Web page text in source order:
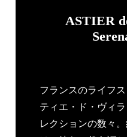
ASTIER
フランスのライフ
ティエ・ド・ヴィ
レクションの数々